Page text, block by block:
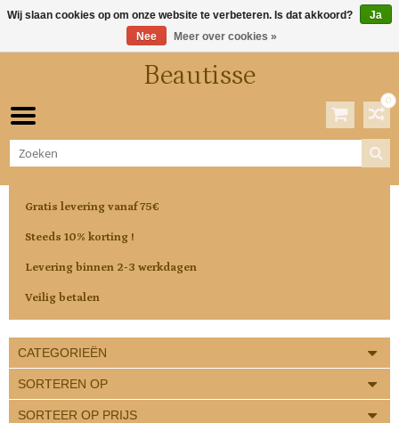
Beautisse
0
Gratis levering vanaf 75€
Steeds 10% korting !
Levering binnen 2-3 werkdagen
Veilig betalen
CATEGORIEËN
SORTEREN OP
SORTEER OP PRIJS
Wij slaan cookies op om onze website te verbeteren. Is dat akkoord?
Ja
Nee
Meer over cookies »